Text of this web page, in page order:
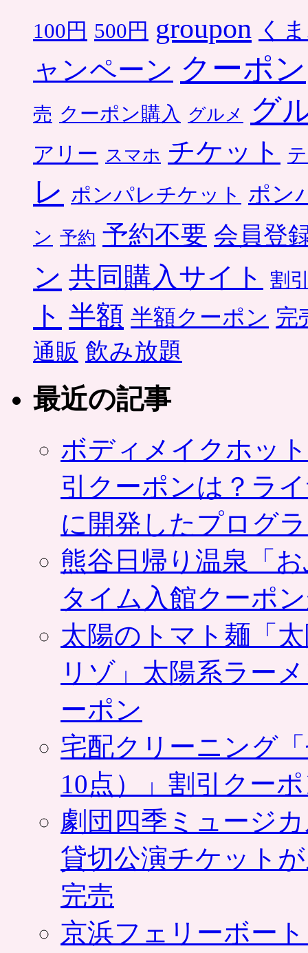
100円 500円 groupon く
ャンペーン クーポン
売 クーポン購入 グルメ グ
アリー スマホ チケット
レ ポンパレチケット ポン
ン 予約 予約不要 会員登
ン 共同購入サイト 割
ト 半額 半額クーポン 完
通販 飲み放題
最近の記事
ボディメイクホッ
引クーポンは？ラ
に開発したプログ
熊谷日帰り温泉「
タイム入館クーポ
太陽のトマト麺「
リゾ」太陽系ラー
ーポン
宅配クリーニング
10点）」割引クー
劇団四季ミュージ
貸切公演チケット
完売
京浜フェリーボー